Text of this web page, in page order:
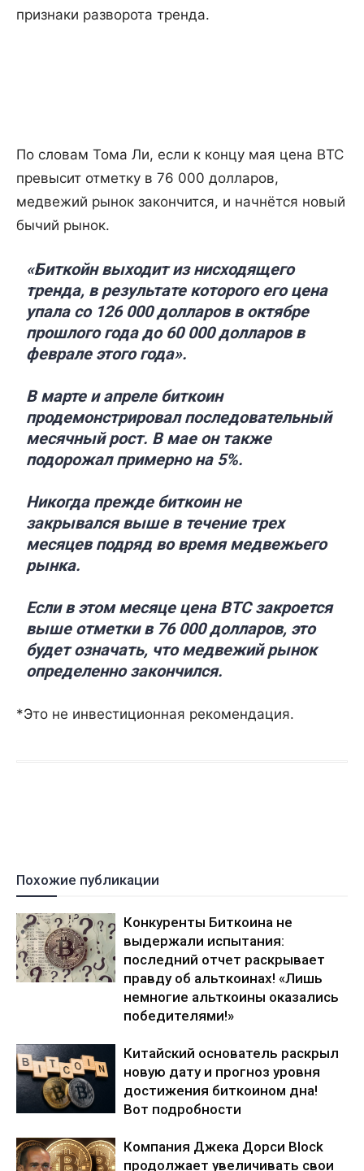
признаки разворота тренда.
По словам Тома Ли, если к концу мая цена BTC
превысит отметку в 76 000 долларов,
медвежий рынок закончится, и начнётся новый
бычий рынок.
«Биткойн выходит из нисходящего
тренда, в результате которого его цена
упала со 126 000 долларов в октябре
прошлого года до 60 000 долларов в
феврале этого года».
В марте и апреле биткоин
продемонстрировал последовательный
месячный рост. В мае он также
подорожал примерно на 5%.
Никогда прежде биткоин не
закрывался выше в течение трех
месяцев подряд во время медвежьего
рынка.
Если в этом месяце цена BTC закроется
выше отметки в 76 000 долларов, это
будет означать, что медвежий рынок
определенно закончился.
*Это не инвестиционная рекомендация.
Похожие публикации
Конкуренты Биткоина не
выдержали испытания:
последний отчет раскрывает
правду об альткоинах! «Лишь
немногие альткоины оказались
победителями!»
Китайский основатель раскрыл
новую дату и прогноз уровня
достижения биткоином дна!
Вот подробности
Компания Джека Дорси Block
продолжает увеличивать свои